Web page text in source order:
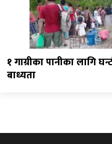
१ गाग्रीका पानीका लागि
बाध्यता